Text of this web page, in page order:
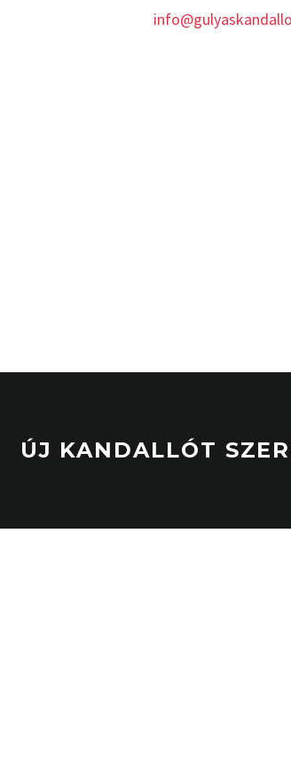
ÚJ KANDALLÓT